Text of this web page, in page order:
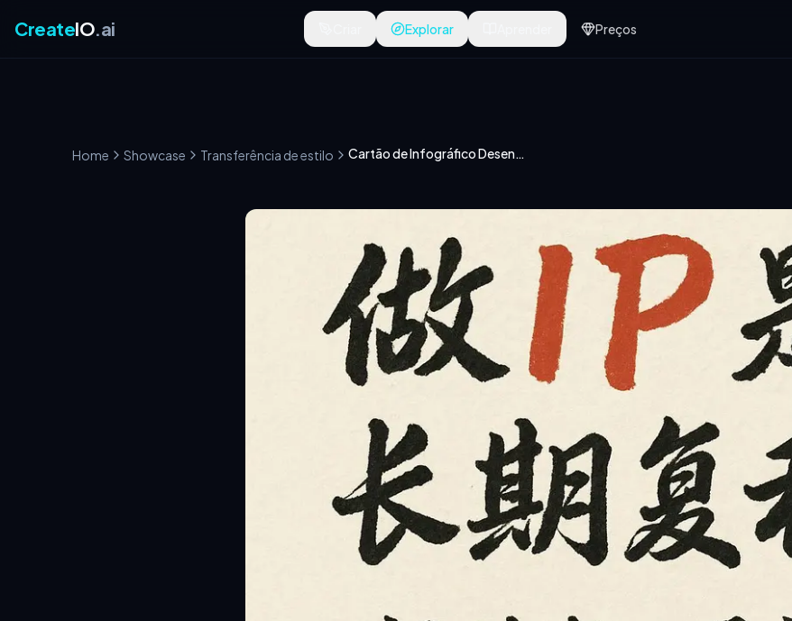
CreateIO.ai Explorar Preços
Home Showcase Transferência de estilo Cartão de Infográfico Desenhado à Mão